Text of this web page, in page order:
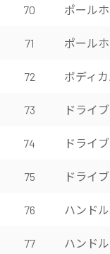
70 ポール
71 ポール
72 ボディ
73 ドライ
74 ドライ
75 ドライ
76 ハンド
77 ハンド